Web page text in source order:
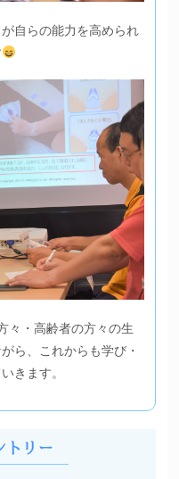
自らの能力を高められ
々・高齢者の方々の生
ら、これからも学び・
きます。